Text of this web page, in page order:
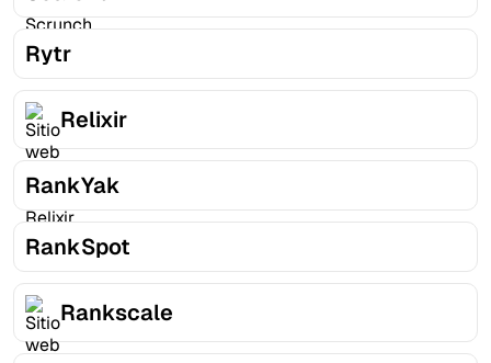
Rytr
Relixir
RankYak
RankSpot
Rankscale